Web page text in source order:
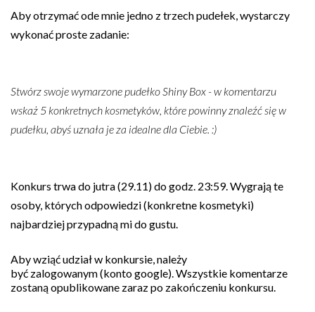
Aby otrzymać ode mnie jedno z trzech pudełek, wystarczy
wykonać proste zadanie:
Stwórz swoje wymarzone pudełko Shiny Box - w komentarzu
wskaż 5 konkretnych kosmetyków, które powinny znaleźć się w
pudełku, abyś uznała je za idealne dla Ciebie. :)
Konkurs trwa do jutra(29.11) do godz. 23:59. Wygrają te
osoby, których odpowiedzi (konkretne kosmetyki)
najbardziej przypadną mi do gustu.
Aby wziąć udział w konkursie, należy
być zalogowanym (konto google). Wszystkie komentarze
zostaną opublikowane zaraz po zakończeniu konkursu.